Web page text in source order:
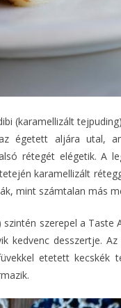
(karamellizált
égetett aljára utal,
rétegét elégetik. A
karamellizált
mint számtalan más
szerepel a Taste
kedvenc desszertje.
etetett kecskék